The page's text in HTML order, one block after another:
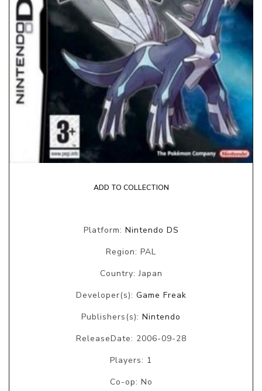
ADD TO COLLECTION
Platform: Nintendo DS
Region: PAL
Country: Japan
Developer(s): Game Freak
Publishers(s): Nintendo
ReleaseDate: 2006-09-28
Players: 1
Co-op: No